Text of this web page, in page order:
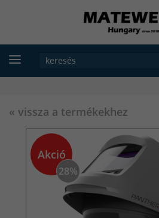
« vissza a termékekhez
Akció
28%